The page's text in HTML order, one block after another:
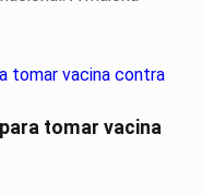
tomar vacina